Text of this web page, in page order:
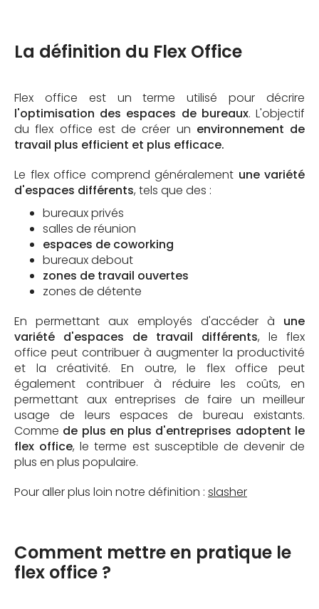
La définition du Flex Office
Flex office est un terme utilisé pour décrire
l'optimisation des espaces de bureaux. L'objectif
du flex office est de créer un environnement de
travail plus efficient et plus efficace.
Le flex office comprend généralement une variété
d'espaces différents, tels que des :
bureaux privés
salles de réunion
espaces de coworking
bureaux debout
zones de travail ouvertes
zones de détente
En permettant aux employés d'accéder à une
variété d'espaces de travail différents, le flex
office peut contribuer à augmenter la productivité
et la créativité. En outre, le flex office peut
également contribuer à réduire les coûts, en
permettant aux entreprises de faire un meilleur
usage de leurs espaces de bureau existants.
Comme de plus en plus d'entreprises adoptent le
flex office, le terme est susceptible de devenir de
plus en plus populaire.
Pour aller plus loin notre définition : slasher
Comment mettre en pratique le
flex office ?